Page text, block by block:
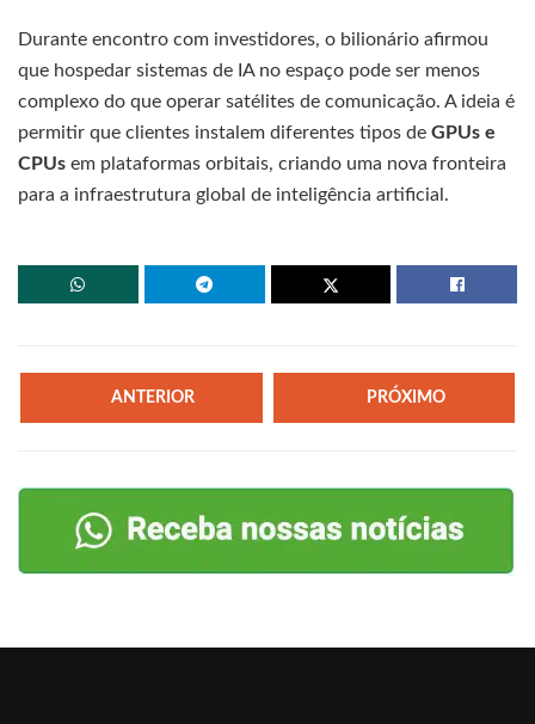
Durante encontro com investidores, o bilionário afirmou
que hospedar sistemas de IA no espaço pode ser menos
complexo do que operar satélites de comunicação. A ideia é
permitir que clientes instalem diferentes tipos de GPUs e
CPUs em plataformas orbitais, criando uma nova fronteira
para a infraestrutura global de inteligência artificial.
ANTERIOR PRÓXIMO